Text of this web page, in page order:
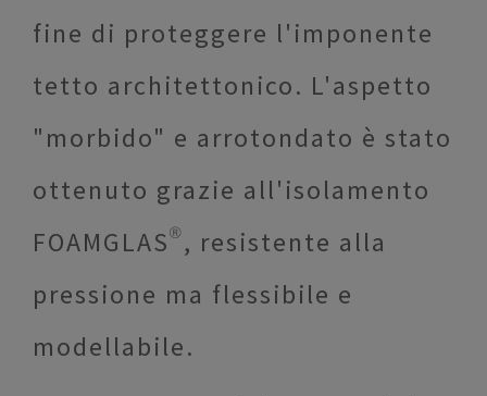
fine di proteggere l'imponente
tetto architettonico. L'aspetto
"morbido" e arrotondato è stato
ottenuto grazie all'isolamento
FOAMGLAS®, resistente alla
pressione ma flessibile e
modellabile.